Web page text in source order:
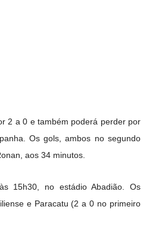
2 a 0 e também poderá perder por
Os gols, ambos no segundo
aos 34 minutos.
15h30, no estádio Abadião. Os
e Paracatu (2 a 0 no primeiro